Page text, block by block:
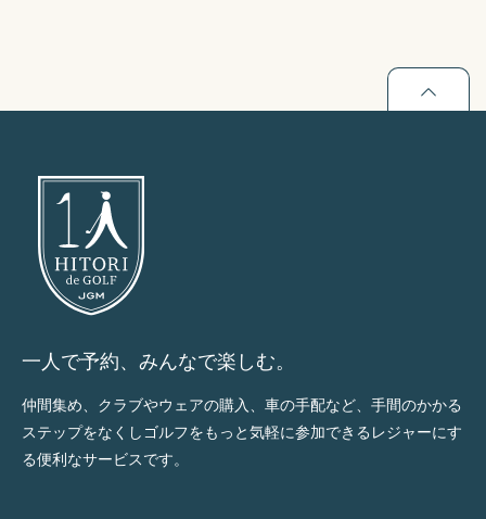
一人で予約、みんなで楽しむ。
仲間集め、クラブやウェアの購入、車の手配など、手間のかかる
ステップをなくしゴルフをもっと気軽に参加できるレジャーにす
る便利なサービスです。